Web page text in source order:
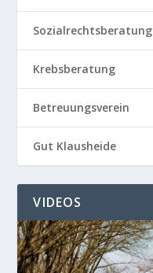
Sozialrechtsberatung
Krebsberatung
Betreuungsverein
Gut Klausheide
VIDEOS